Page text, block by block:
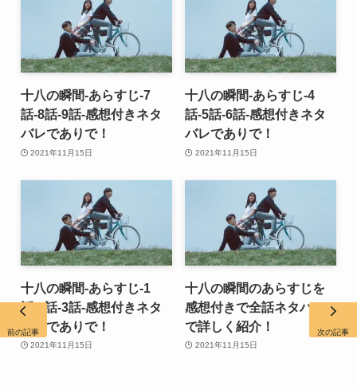
十八の瞬間-あらすじ-7
話-8話-9話-感想付きネタ
バレでありで！
2021年11月15日
十八の瞬間-あらすじ-4
話-5話-6話-感想付きネタ
バレでありで！
2021年11月15日
十八の瞬間-あらすじ-1
話-2話-3話-感想付きネタ
バレでありで！
2021年11月15日
十八の瞬間のあらすじを
感想付きで全話ネタバレ
で詳しく紹介！
2021年11月15日
前の記事 次の記事